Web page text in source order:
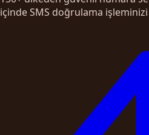
içinde SMS doğrulama